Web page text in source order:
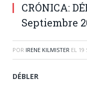
CRÓNICA:
Septiembre
POR IRENE KILMISTER EL 19
DÉBLER